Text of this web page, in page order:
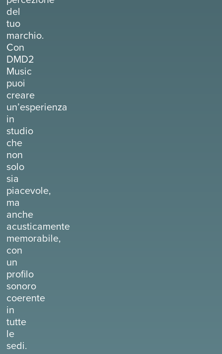
del
tuo
marchio.
Con
DMD2
Music
puoi
creare
un’esperienza
in
studio
che
non
solo
sia
piacevole,
ma
anche
acusticamente
memorabile,
con
un
profilo
sonoro
coerente
in
tutte
le
sedi.